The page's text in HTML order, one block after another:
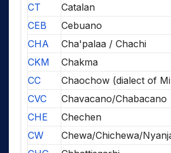
CT
Catalan
CEB
Cebuano
CHA
Cha'palaa / Chachi
CKM
Chakma
CC
Chaochow (dialect of
CVC
Chavacano/Chabacano
CHE
Chechen
CW
Chewa/Chichewa/